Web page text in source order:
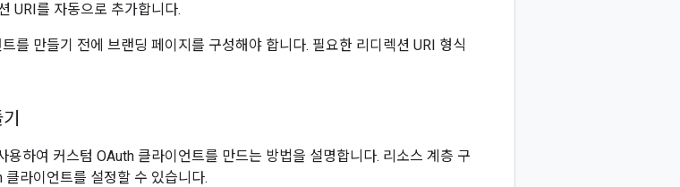
URI를 자동으로 추가합니다.
를 만들기 전에 브랜딩 페이지를 구성해야 합니다. 필요한 리디렉션 URI 형식
하여 커스텀 OAuth 클라이언트를 만드는 방법을 설명합니다. 리소스 계층 구
라이언트를 설정할 수 있습니다.